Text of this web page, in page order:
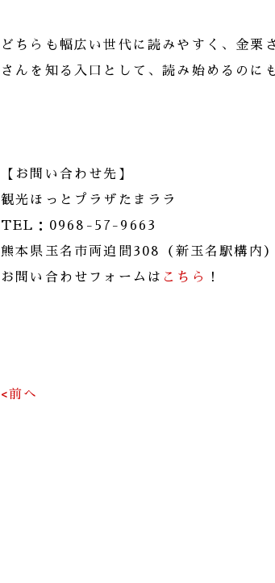
どちらも幅広い世代に読みやすく、金栗
さんを知る入口として、読み始めるの
【お問い合わせ先】
観光ほっとプラザたまララ
TEL：0968-57-9663
熊本県玉名市両迫間308（新玉名駅構内）
お問い合わせフォームは こちら ！
<前へ